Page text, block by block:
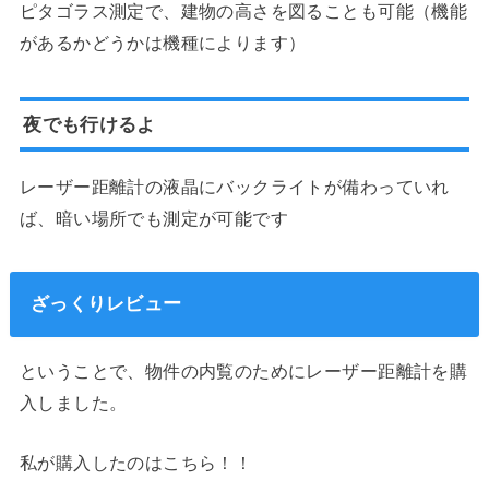
ピタゴラス測定で、建物の高さを図ることも可能（機能
があるかどうかは機種によります）
夜でも行けるよ
レーザー距離計の液晶にバックライトが備わっていれ
ば、暗い場所でも測定が可能です
ざっくりレビュー
ということで、物件の内覧のためにレーザー距離計を購
入しました。
私が購入したのはこちら！！